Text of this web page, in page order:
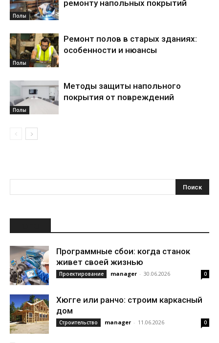
Полы
ремонту напольных покрытий
Полы
Ремонт полов в старых зданиях:
особенности и нюансы
Полы
Методы защиты напольного
покрытия от повреждений
Программные сбои: когда станок
живет своей жизнью
Проектирование manager - 30.06.2026 0
Хюгге или ранчо: строим каркасный
дом
Строительство manager - 11.06.2026 0